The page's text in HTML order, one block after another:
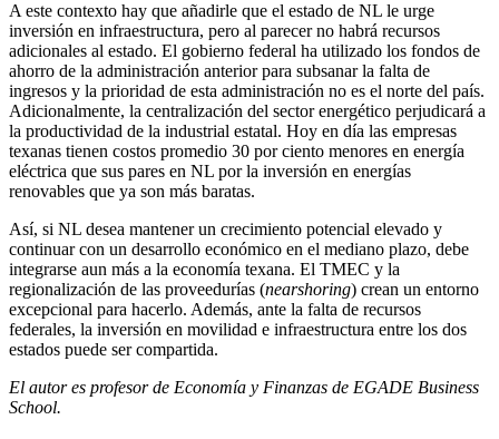
A este contexto hay que añadirle que el estado de NL le urge
inversión en infraestructura, pero al parecer no habrá recursos
adicionales al estado. El gobierno federal ha utilizado los fondos de
ahorro de la administración anterior para subsanar la falta de
ingresos y la prioridad de esta administración no es el norte del país.
Adicionalmente, la centralización del sector energético perjudicará a
la productividad de la industrial estatal. Hoy en día las empresas
texanas tienen costos promedio 30 por ciento menores en energía
eléctrica que sus pares en NL por la inversión en energías
renovables que ya son más baratas.
Así, si NL desea mantener un crecimiento potencial elevado y
continuar con un desarrollo económico en el mediano plazo, debe
integrarse aun más a la economía texana. El TMEC y la
regionalización de las proveedurías (nearshoring) crean un entorno
excepcional para hacerlo. Además, ante la falta de recursos
federales, la inversión en movilidad e infraestructura entre los dos
estados puede ser compartida.
El autor es profesor de Economía y Finanzas de EGADE Business
School.